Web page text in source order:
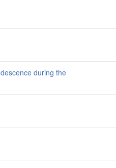
during the